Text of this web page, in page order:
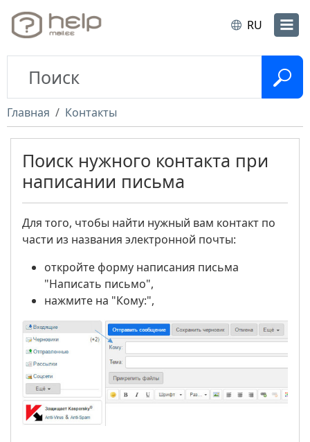
RU
Главная Контакты
Поиск нужного контакта при
написании письма
Для того, чтобы найти нужный вам контакт по
части из названия электронной почты:
откройте форму написания письма
"Написать письмо",
нажмите на "Кому:",